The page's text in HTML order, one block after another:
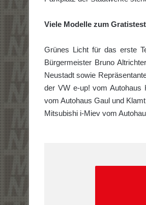
Viele Modelle zum Gratistest
Grünes Licht für das erste
Bürgermeister Bruno
Neustadt sowie
der VW e-up! vom Autohaus
vom Autohaus Gaul und
Mitsubishi i-Miev vom